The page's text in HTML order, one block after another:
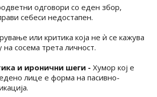
одговори со еден збор,
себеси недостапен.
или критика која не ѝ се кажува
на сосема трета личност.
и иронични шеги - Хумор кој е
лице е форма на пасивно-